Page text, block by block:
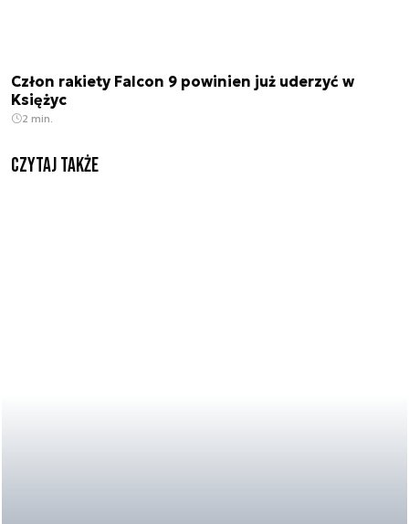
Człon rakiety Falcon 9 powinien już uderzyć w
Księżyc
2 min.
Czytaj także